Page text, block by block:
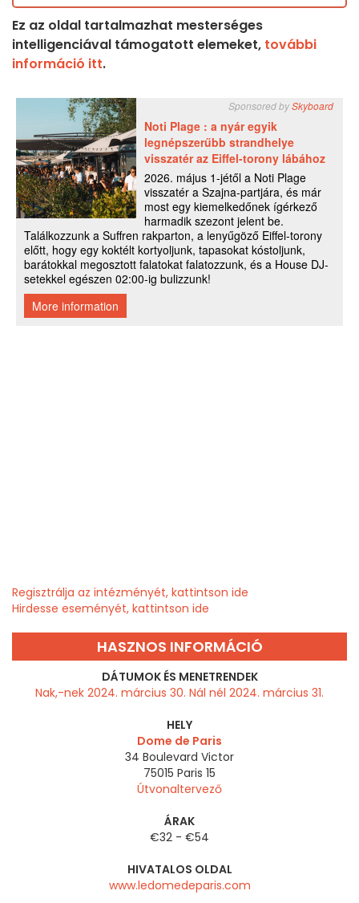
Ez az oldal tartalmazhat mesterséges
intelligenciával támogatott elemeket, további
információ itt.
Regisztrálja az intézményét, kattintson ide
Hirdesse eseményét, kattintson ide
HASZNOS INFORMÁCIÓ
DÁTUMOK ÉS MENETRENDEK
Nak,-nek 2024. március 30. Nál nél 2024. március 31.
HELY
Dome de Paris
34 Boulevard Victor
75015 Paris 15
Útvonaltervező
ÁRAK
€32 - €54
HIVATALOS OLDAL
www.ledomedeparis.com